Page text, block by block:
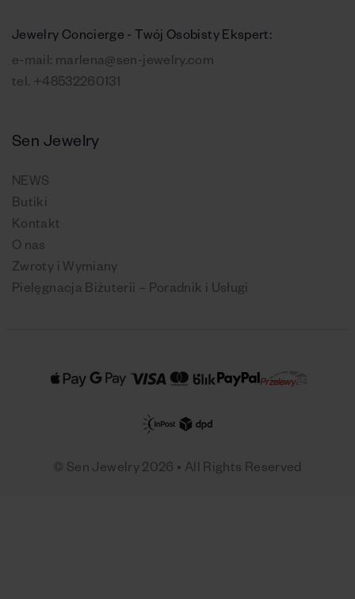
Jewelry Concierge - Twój Osobisty Ekspert:
e-mail: marlena@sen-jewelry.com
tel. +48532260131
Sen Jewelry
NEWS
Butiki
Kontakt
O nas
Zwroty i Wymiany
Pielęgnacja Biżuterii – Poradnik i Usługi
© Sen Jewelry 2026 • All Rights Reserved